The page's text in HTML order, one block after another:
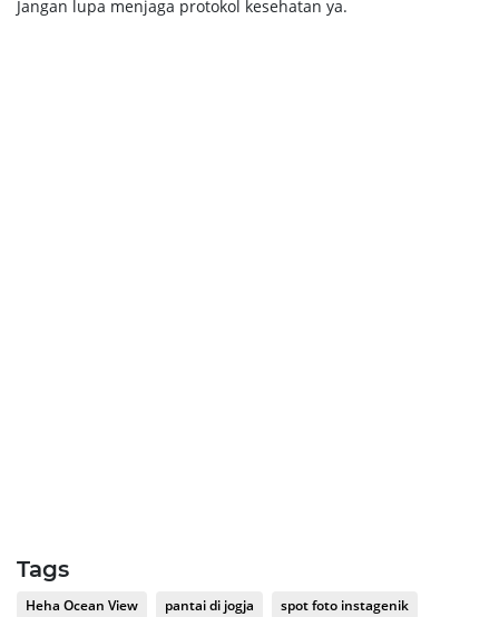
Jangan lupa menjaga protokol kesehatan ya.
Tags
Heha Ocean View pantai di jogja spot foto instagenik